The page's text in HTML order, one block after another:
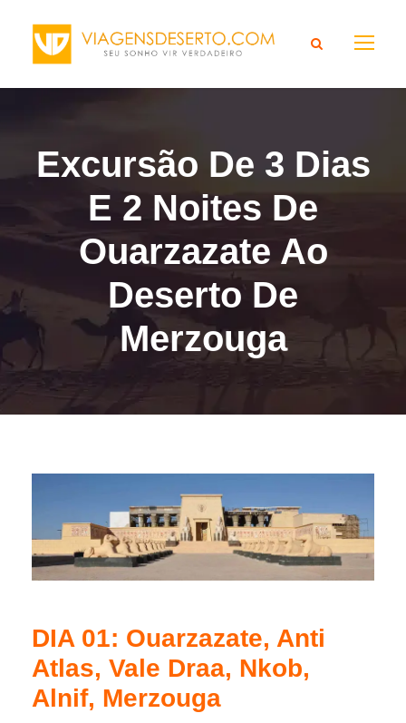
Excursão De 3 Dias
E 2 Noites De
Ouarzazate Ao
Deserto De
Merzouga
DIA 01: Ouarzazate, Anti
Atlas, Vale Draa, Nkob,
Alnif, Merzouga